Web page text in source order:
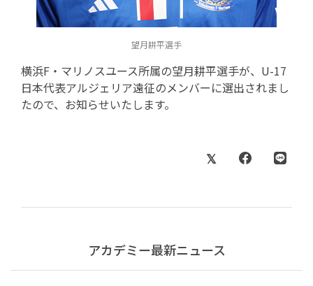
望月耕平選手
横浜F・マリノスユース所属の望月耕平選手が、U-17
日本代表アルジェリア遠征のメンバーに選出されまし
たので、お知らせいたします。
アカデミー最新ニュース